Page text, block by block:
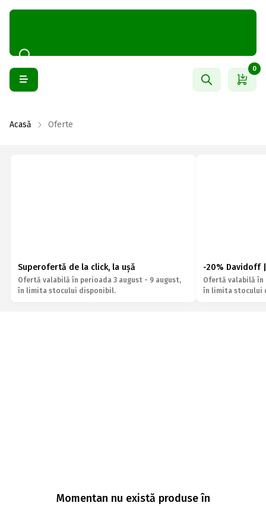
0
Acasă Oferte
Superofertă de la click, la ușă
Ofertă valabilă în perioada 3 august - 9 august,
în limita stocului disponibil.
-20% Davidoff
Ofertă valabilă în
în limita stocului
Momentan nu există produse în